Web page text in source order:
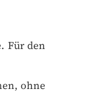
den
ohne